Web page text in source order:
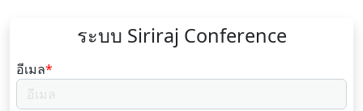
ระบบ Siriraj Conference
อีเมล*